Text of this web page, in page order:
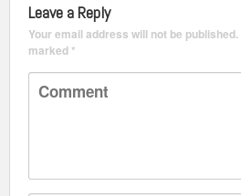
Leave a Reply
Your email address will not be published.
marked*